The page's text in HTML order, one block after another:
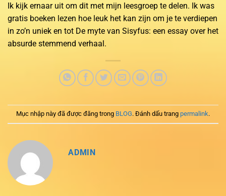
Ik kijk ernaar uit om dit met mijn leesgroep te delen. Ik was
gratis boeken lezen hoe leuk het kan zijn om je te verdiepen
in zo’n uniek en tot De myte van Sisyfus: een essay over het
absurde stemmend verhaal.
Mục nhập này đã được đăng trong BLOG. Đánh dấu trang permalink.
ADMIN